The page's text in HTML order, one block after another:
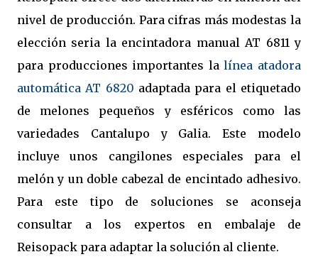
nivel de producción. Para cifras más modestas la
elección seria la encintadora manual AT 6811 y
para producciones importantes lalínea atadora
automática AT 6820 adaptada para el etiquetado
de melones pequeños y esféricos como las
variedades Cantalupo y Galia. Este modelo
incluye unos cangilones especiales para el
melón y un doble cabezal de encintado adhesivo.
Para este tipo de soluciones se aconseja
consultar a los expertos en embalaje de
Reisopack para adaptar la solución al cliente.